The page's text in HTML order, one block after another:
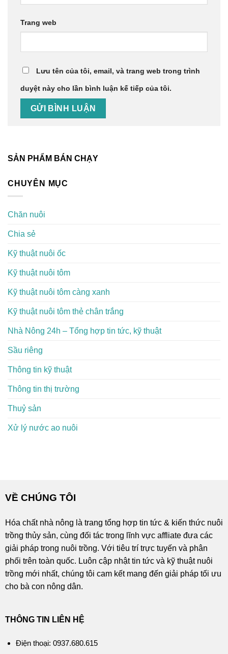
Trang web
Lưu tên của tôi, email, và trang web trong trình
duyệt này cho lần bình luận kế tiếp của tôi.
SẢN PHẨM BÁN CHẠY
CHUYÊN MỤC
Chăn nuôi
Chia sẻ
Kỹ thuật nuôi ốc
Kỹ thuật nuôi tôm
Kỹ thuật nuôi tôm càng xanh
Kỹ thuật nuôi tôm thẻ chân trắng
Nhà Nông 24h – Tổng hợp tin tức, kỹ thuật
Sầu riêng
Thông tin kỹ thuật
Thông tin thị trường
Thuỷ sản
Xử lý nước ao nuôi
VỀ CHÚNG TÔI
Hóa chất nhà nông là trang tổng hợp tin tức & kiến thức nuôi
trồng thủy sản, cùng đối tác trong lĩnh vực affliate đưa các
giải pháp trong nuôi trồng. Với tiêu trí trực tuyến và phân
phối trên toàn quốc. Luôn cập nhật tin tức và kỹ thuật nuôi
trồng mới nhất, chúng tôi cam kết mang đến giải pháp tối ưu
cho bà con nông dân.
THÔNG TIN LIÊN HỆ
Điện thoại: 0937.680.615